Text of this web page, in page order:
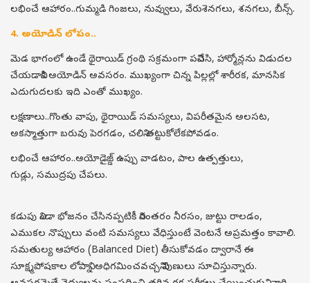
లభించే ఆహారం..గుమ్మడి గింజలు, నువ్వులు, వేరుశెనగలు, శనగలు, బీన్స్.
4. అయోడిన్ లోపం..
మెడ భాగంలో ఉండే థైరాయిడ్ గ్రంథి సక్రమంగా పనిచేసి, హార్మోన్లను విడుదల
చేయడానికి అయోడిన్ అవసరం. ముఖ్యంగా చిన్న పిల్లల్లో శారీరక, మానసిక
ఎదుగుదలకు ఇది ఎంతో ముఖ్యం.
లక్షణాలు..గొంతు వాపు, థైరాయిడ్ సమస్యలు, విపరీతమైన అలసట,
అకస్మాత్తుగా బరువు పెరగడం, చలిని తట్టుకోలేకపోవడం.
లభించే ఆహారం..అయోడైజ్డ్ ఉప్పు వాడటం, పాల ఉత్పత్తులు,
గుడ్లు, సముద్రపు చేపలు.
కడుపు నిండా భోజనం చేసినప్పటికీ నిరంతరం నీరసం, జుట్టు రాలడం,
ఎముకల నొప్పులు వంటి సమస్యలు వేధిస్తుంటే వెంటనే అప్రమత్తం కావాలి.
సమతుల్య ఆహారం (Balanced Diet) తీసుకోవడం ద్వారానే ఈ
సూక్ష్మపోషకాల లోపాన్ని అధిగమించవచ్చని నిపుణులు సూచిస్తున్నారు.